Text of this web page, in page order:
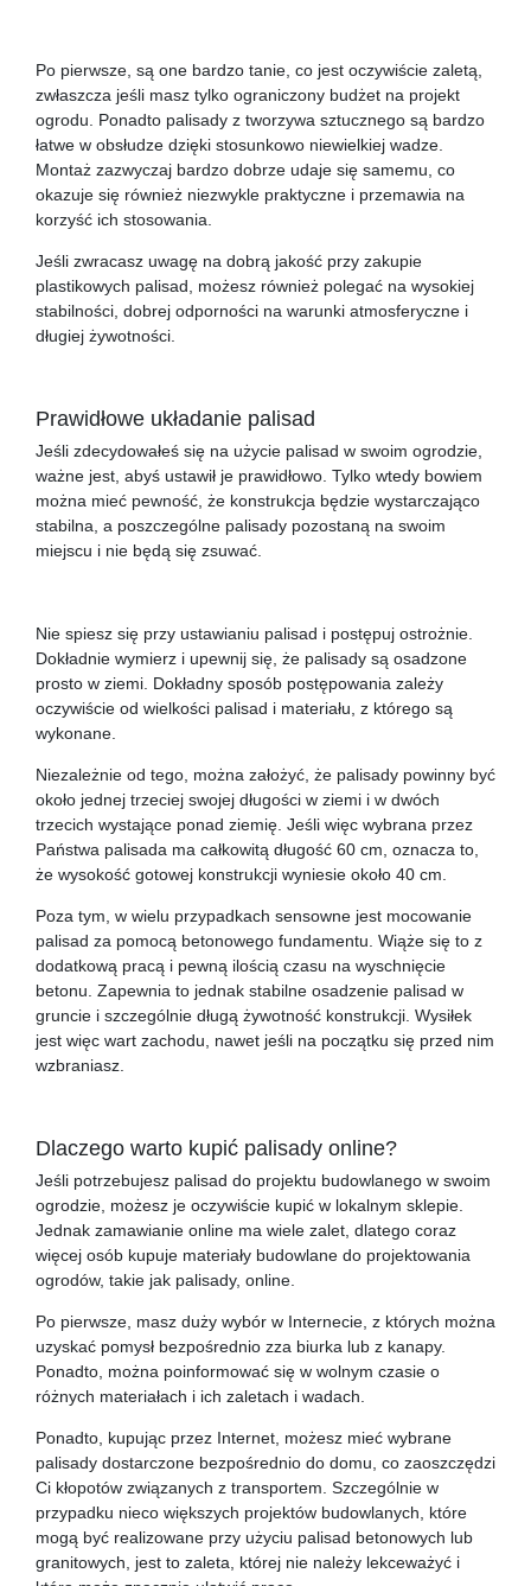
Po pierwsze, są one bardzo tanie, co jest oczywiście zaletą,
zwłaszcza jeśli masz tylko ograniczony budżet na projekt
ogrodu. Ponadto palisady z tworzywa sztucznego są bardzo
łatwe w obsłudze dzięki stosunkowo niewielkiej wadze.
Montaż zazwyczaj bardzo dobrze udaje się samemu, co
okazuje się również niezwykle praktyczne i przemawia na
korzyść ich stosowania.
Jeśli zwracasz uwagę na dobrą jakość przy zakupie
plastikowych palisad, możesz również polegać na wysokiej
stabilności, dobrej odporności na warunki atmosferyczne i
długiej żywotności.
Prawidłowe układanie palisad
Jeśli zdecydowałeś się na użycie palisad w swoim ogrodzie,
ważne jest, abyś ustawił je prawidłowo. Tylko wtedy bowiem
można mieć pewność, że konstrukcja będzie wystarczająco
stabilna, a poszczególne palisady pozostaną na swoim
miejscu i nie będą się zsuwać.
Nie spiesz się przy ustawianiu palisad i postępuj ostrożnie.
Dokładnie wymierz i upewnij się, że palisady są osadzone
prosto w ziemi. Dokładny sposób postępowania zależy
oczywiście od wielkości palisad i materiału, z którego są
wykonane.
Niezależnie od tego, można założyć, że palisady powinny być
około jednej trzeciej swojej długości w ziemi i w dwóch
trzecich wystające ponad ziemię. Jeśli więc wybrana przez
Państwa palisada ma całkowitą długość 60 cm, oznacza to,
że wysokość gotowej konstrukcji wyniesie około 40 cm.
Poza tym, w wielu przypadkach sensowne jest mocowanie
palisad za pomocą betonowego fundamentu. Wiąże się to z
dodatkową pracą i pewną ilością czasu na wyschnięcie
betonu. Zapewnia to jednak stabilne osadzenie palisad w
gruncie i szczególnie długą żywotność konstrukcji. Wysiłek
jest więc wart zachodu, nawet jeśli na początku się przed nim
wzbraniasz.
Dlaczego warto kupić palisady online?
Jeśli potrzebujesz palisad do projektu budowlanego w swoim
ogrodzie, możesz je oczywiście kupić w lokalnym sklepie.
Jednak zamawianie online ma wiele zalet, dlatego coraz
więcej osób kupuje materiały budowlane do projektowania
ogrodów, takie jak palisady, online.
Po pierwsze, masz duży wybór w Internecie, z których można
uzyskać pomysł bezpośrednio zza biurka lub z kanapy.
Ponadto, można poinformować się w wolnym czasie o
różnych materiałach i ich zaletach i wadach.
Ponadto, kupując przez Internet, możesz mieć wybrane
palisady dostarczone bezpośrednio do domu, co zaoszczędzi
Ci kłopotów związanych z transportem. Szczególnie w
przypadku nieco większych projektów budowlanych, które
mogą być realizowane przy użyciu palisad betonowych lub
granitowych, jest to zaleta, której nie należy lekceważyć i